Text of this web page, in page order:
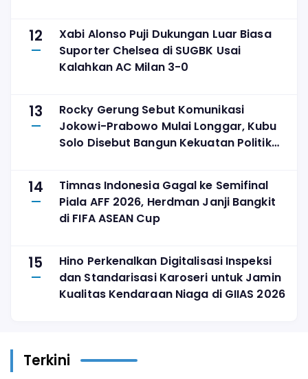
12
Xabi Alonso Puji Dukungan Luar Biasa
Suporter Chelsea di SUGBK Usai
Kalahkan AC Milan 3-0
13
Rocky Gerung Sebut Komunikasi
Jokowi-Prabowo Mulai Longgar, Kubu
Solo Disebut Bangun Kekuatan Politik
14
Timnas Indonesia Gagal ke Semifinal
Piala AFF 2026, Herdman Janji Bangkit
di FIFA ASEAN Cup
15
Hino Perkenalkan Digitalisasi Inspeksi
dan Standarisasi Karoseri untuk Jamin
Kualitas Kendaraan Niaga di GIIAS 2026
Terkini